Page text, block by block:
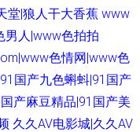
堂|狼人干大香蕉 www
男人|www色拍拍
色情网|www色
国产九色蝌蚪|91国产
产麻豆精品|91国产美
久久AV电影城|久久AV